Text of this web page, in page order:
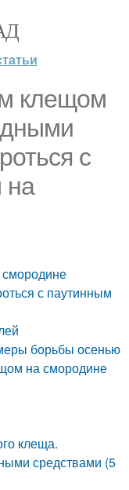
клещом
с
на
с паутинным
борьбы осенью
на смородине
клеща.
средствами (5